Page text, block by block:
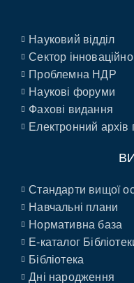
Науковий відділ
Сектор
Проблемна НДР
Наукові форуми
Фахові видання
Електронний архів
Стандарти вищої
Навчальні плани
Нормативна база
E-каталог
Бібліотека
Дні народження